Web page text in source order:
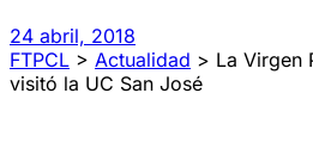
24 abril, 2018
FTPCL > Actualidad > La Virgen
visitó la UC San José